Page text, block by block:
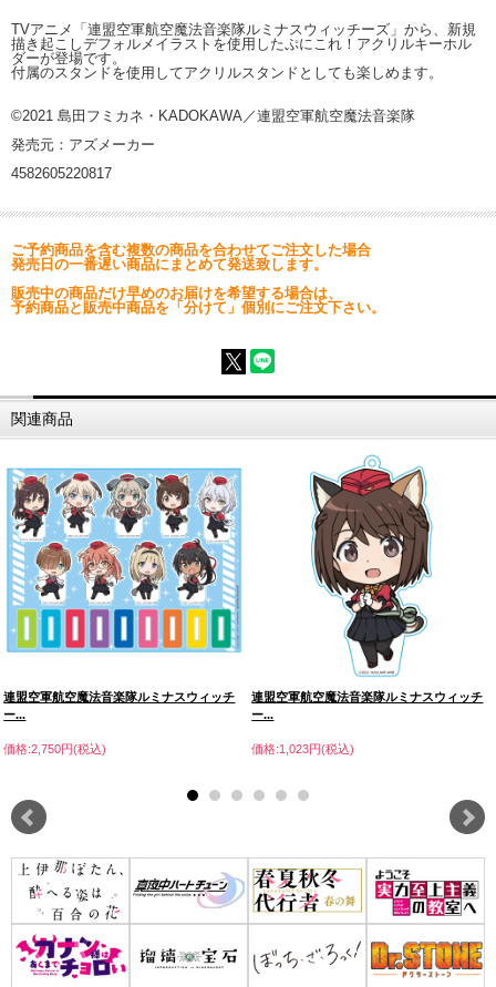
TVアニメ「連盟空軍航空魔法音楽隊ルミナスウィッチーズ」から、新規
描き起こしデフォルメイラストを使用したぷにこれ！アクリルキーホル
ダーが登場です。
付属のスタンドを使用してアクリルスタンドとしても楽しめます。
©2021 島田フミカネ・KADOKAWA／連盟空軍航空魔法音楽隊
発売元：アズメーカー
4582605220817
ご予約商品を含む複数の商品を合わせてご注文した場合
発売日の一番遅い商品にまとめて発送致します。
販売中の商品だけ早めのお届けを希望する場合は、
予約商品と販売中商品を「分けて」個別にご注文下さい。
関連商品
連盟空軍航空魔法音楽隊ルミナスウィッチ
ー...
価格:2,750円(税込)
連盟空軍航空魔法音楽隊ルミナスウィッチ
ー...
価格:1,023円(税込)